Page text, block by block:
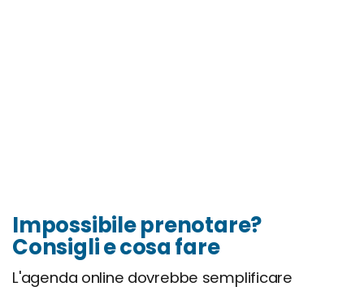
Impossibile prenotare?
Consigli e cosa fare
L'agenda online dovrebbe semplificare